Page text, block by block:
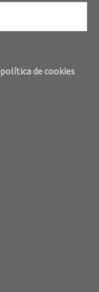
política de cookies